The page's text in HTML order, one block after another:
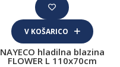
V KOŠARICO
NAYECO hladilna blazina
FLOWER L 110x70cm